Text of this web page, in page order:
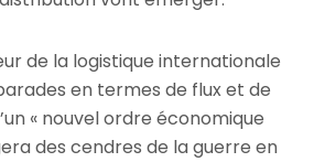
de la logistique internationale
en termes de flux et de
« nouvel ordre économique
des cendres de la guerre en